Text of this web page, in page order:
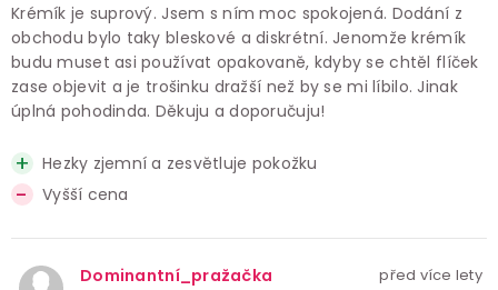
Krémík je suprový. Jsem s ním moc spokojená. Dodání z
obchodu bylo taky bleskové a diskrétní. Jenomže krémík
budu muset asi používat opakovaně, kdyby se chtěl flíček
zase objevit a je trošinku dražší než by se mi líbilo. Jinak
úplná pohodinda. Děkuju a doporučuju!
Hezky zjemní a zesvětluje pokožku
Vyšší cena
Dominantní_pražačka před více lety